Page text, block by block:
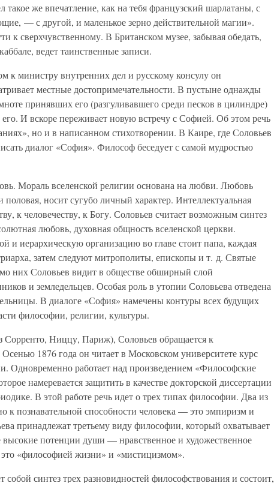
же впечатление, как на тебя французский шарлатаны, с
— с другой, и маленькое зерно действительной магии».
к сверхчувственному. В Британском музее, забывая обедать,
ведет таинственные записи.
к министру внутренних дел и русскому консулу он
местные достопримечательности. В пустыне однажды
принявших его (разгуливавшего среди песков в цилиндре)
И вскоре переживает новую встречу с Софией. Об этом речь
но и в написанном стихотворении. В Каире, где Соловьев
диалог «София». Философ беседует с самой мудростью
Мораль вселенской религии основана на любви. Любовь
носит сугубо личный характер. Интеллектуальная
к человечеству, к Богу. Соловьев считает возможным синтез
любовь, духовная общность вселенской церкви.
и иерархическую организацию во главе стоит папа, каждая
затем следуют митрополиты, епископы и т. д. Святые
них Соловьев видит в обществе обширный слой
и земледельцев. Особая роль в утопии Соловьева отведена
В диалоге «София» намечены контуры всех будущих
философии, религии, культуры.
Сорренто, Ниццу, Париж), Соловьев обращается к
1876 года он читает в Московском университете курс
Одновременно работает над произведением «Философские
намеревается защитить в качестве докторской диссертации
В этой работе речь идет о трех типах философии. Два из
к познавательной способности человека — это эмпиризм и
принадлежат третьему виду философии, который охватывает
высокие потенции души — нравственное и художественное
это «философией жизни» и «мистицизмом».
собой синтез трех разновидностей философствования и состоит,